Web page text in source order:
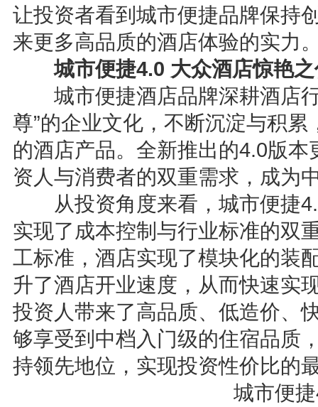
让投资者看到城市便捷品牌保持
来更多高品质的酒店体验的实力
城市便捷4.0 大众酒店惊艳
城市便捷酒店品牌深耕酒店行
尊”的企业文化，不断沉淀与积
的酒店产品。全新推出的4.0版
资人与消费者的双重需求，成为
从投资角度来看，城市便捷
实现了成本控制与行业标准的双
工标准，酒店实现了模块化的装
升了酒店开业速度，从而快速实
投资人带来了高品质、低造价、
够享受到中档入门级的住宿品质
持领先地位，实现投资性价比的
城市便